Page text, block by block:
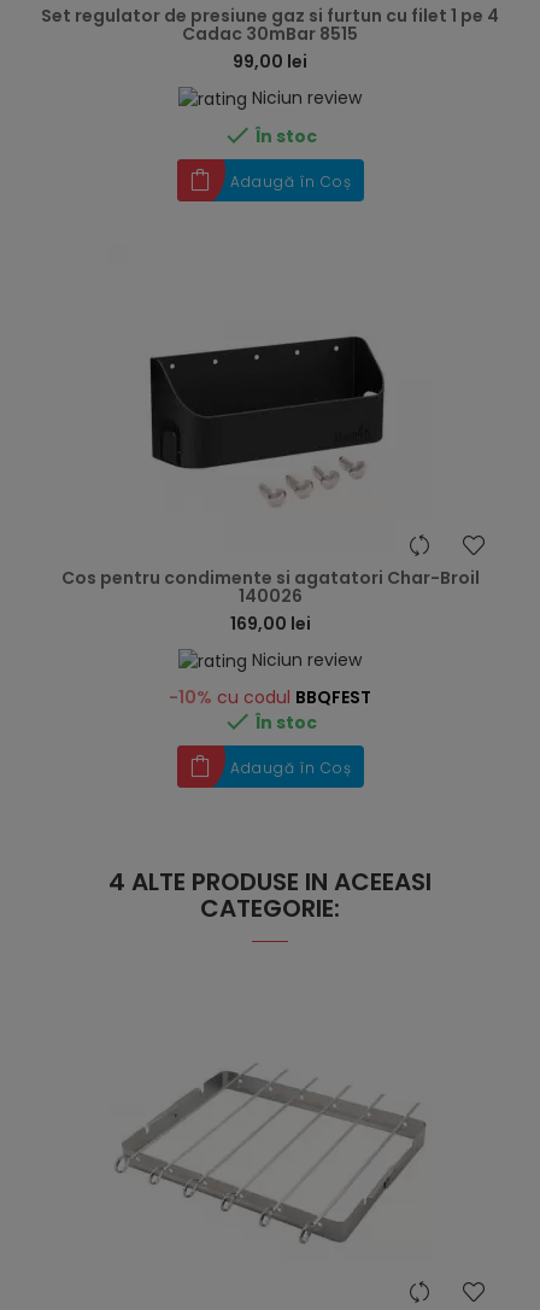
Set regulator de presiune gaz si furtun cu filet 1 pe 4
Cadac 30mBar 8515
99,00 lei
Niciun review
 În stoc
Adaugă în Coș
Cos pentru condimente si agatatori Char-Broil
140026
169,00 lei
Niciun review
-10% cu codul BBQFEST
 În stoc
Adaugă în Coș
4 ALTE PRODUSE IN ACEEASI
CATEGORIE: